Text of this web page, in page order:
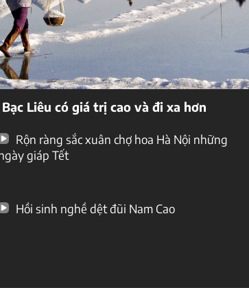
Liêu có giá trị cao và đi xa hơn
Rộn ràng sắc xuân chợ hoa Hà Nội những
giáp Tết
Hồi sinh nghề dệt đũi Nam Cao